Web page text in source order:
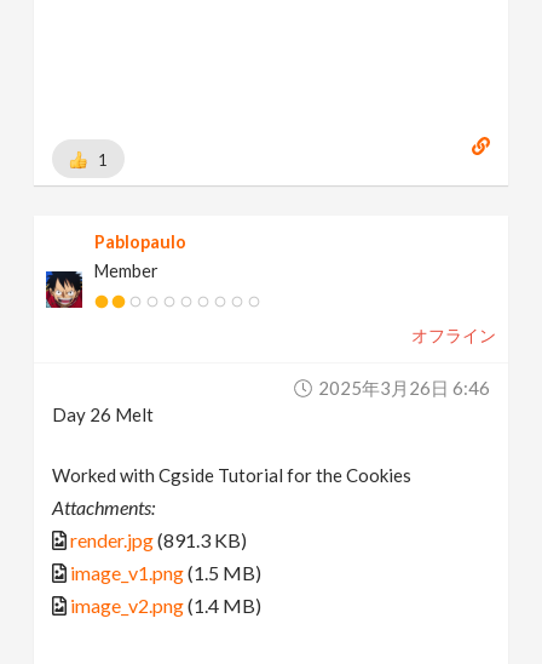
1
Pablopaulo
Member
オフライン
2025年3月26日 6:46
Day 26 Melt
Worked with Cgside Tutorial for the Cookies
Attachments:
render.jpg(891.3 KB)
image_v1.png(1.5 MB)
image_v2.png(1.4 MB)